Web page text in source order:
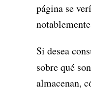
página se
Si desea
sobre qué
almacenan,